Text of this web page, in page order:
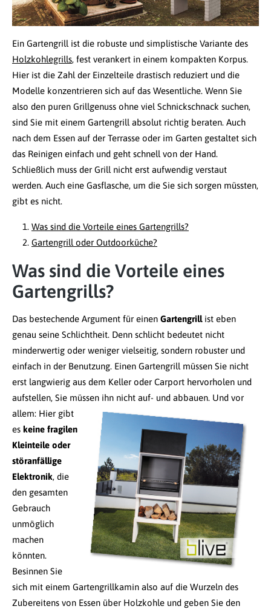
Ein Gartengrill ist die robuste und simplistische Variante des
Holzkohlegrills, fest verankert in einem kompakten Korpus.
Hier ist die Zahl der Einzelteile drastisch reduziert und die
Modelle konzentrieren sich auf das Wesentliche. Wenn Sie
also den puren Grillgenuss ohne viel Schnickschnack suchen,
sind Sie mit einem Gartengrill absolut richtig beraten. Auch
nach dem Essen auf der Terrasse oder im Garten gestaltet sich
das Reinigen einfach und geht schnell von der Hand.
Schließlich muss der Grill nicht erst aufwendig verstaut
werden. Auch eine Gasflasche, um die Sie sich sorgen müssten,
gibt es nicht.
Was sind die Vorteile eines Gartengrills?
Gartengrill oder Outdoorküche?
Was sind die Vorteile eines
Gartengrills?
Das bestechende Argument für einen Gartengrill ist eben
genau seine Schlichtheit. Denn schlicht bedeutet nicht
minderwertig oder weniger vielseitig, sondern robuster und
einfach in der Benutzung. Einen Gartengrill müssen Sie nicht
erst langwierig aus dem Keller oder Carport hervorholen und
aufstellen, Sie müssen ihn nicht auf- und abbauen. Und vor
allem: Hier gibt
es keine fragilen
Kleinteile oder
störanfällige
Elektronik, die
den gesamten
Gebrauch
unmöglich
machen
könnten.
Besinnen Sie
sich mit einem Gartengrillkamin also auf die Wurzeln des
Zubereitens von Essen über Holzkohle und geben Sie den